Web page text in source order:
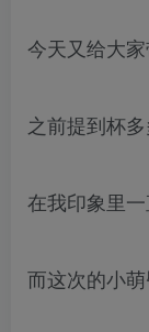
今天又给大
之前提到杯多
在我印象里
而这次的小萌